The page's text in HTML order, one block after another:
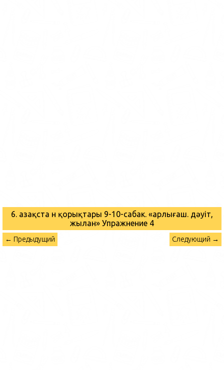
6. Қазақста н қорықтары 9-10-сабак. «Қарлығаш. дәуіт,
жылан» Упражнение 4
← Предыдущий Следующий →